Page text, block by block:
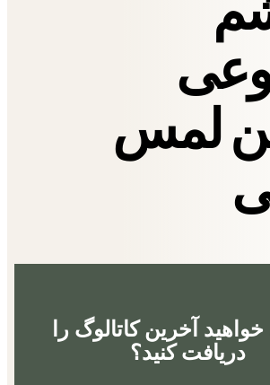
لمس
خواهید آخرین کاتالوگ را
دریافت کنید؟